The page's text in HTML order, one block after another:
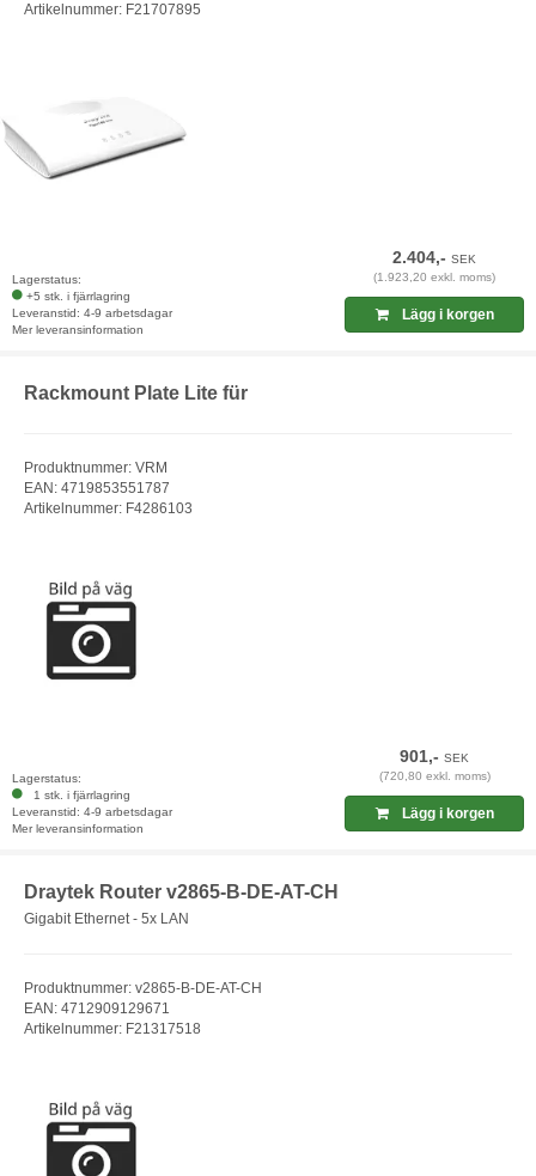
Artikelnummer: F21707895
Lagerstatus:
+5 stk. i fjärrlagring
Leveranstid: 4-9 arbetsdagar
Mer leveransinformation
2.404,-SEK
(1.923,20 exkl. moms)
Lägg i korgen
Rackmount Plate Lite für
Produktnummer: VRM
EAN: 4719853551787
Artikelnummer: F4286103
Lagerstatus:
1 stk. i fjärrlagring
Leveranstid: 4-9 arbetsdagar
Mer leveransinformation
901,-SEK
(720,80 exkl. moms)
Lägg i korgen
Draytek Router v2865-B-DE-AT-CH
Gigabit Ethernet - 5x LAN
Produktnummer: v2865-B-DE-AT-CH
EAN: 4712909129671
Artikelnummer: F21317518